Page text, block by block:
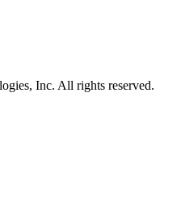
Inc. All rights reserved.